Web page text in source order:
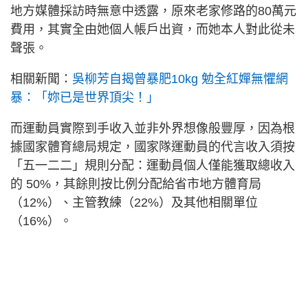
地方媒體採訪時無意中透露，原來老家修路的80萬元
費用，其實全由她個人帳戶出資，而她本人對此從未
聲張。
相關新聞： 吳柳芳自揭曾暴肥10kg 勉全紅嬋無懼網
暴：「妳已是世界頂尖！」
而運動員實際到手收入並非外界想像般豐厚，因為根
據國家體育總局規定，國家隊運動員的代言收入須按
「五一二二」規則分配：運動員個人僅能獲取總收入
的 50%，其餘則按比例分配給省市地方體育局
（12%）、主管教練（22%）及其他相關單位
（16%）。